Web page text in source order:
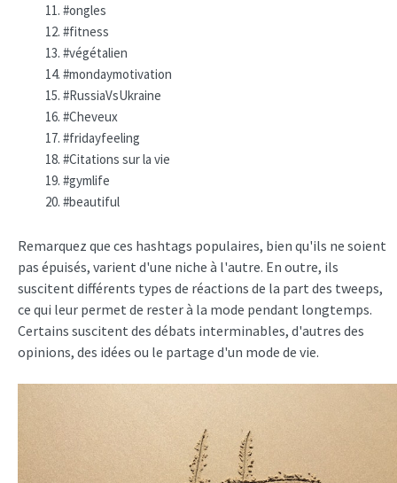
#ongles
#fitness
#végétalien
#mondaymotivation
#RussiaVsUkraine
#Cheveux
#fridayfeeling
#Citations sur la vie
#gymlife
#beautiful
Remarquez que ces hashtags populaires, bien qu'ils ne soient
pas épuisés, varient d'une niche à l'autre. En outre, ils
suscitent différents types de réactions de la part des tweeps,
ce qui leur permet de rester à la mode pendant longtemps.
Certains suscitent des débats interminables, d'autres des
opinions, des idées ou le partage d'un mode de vie.